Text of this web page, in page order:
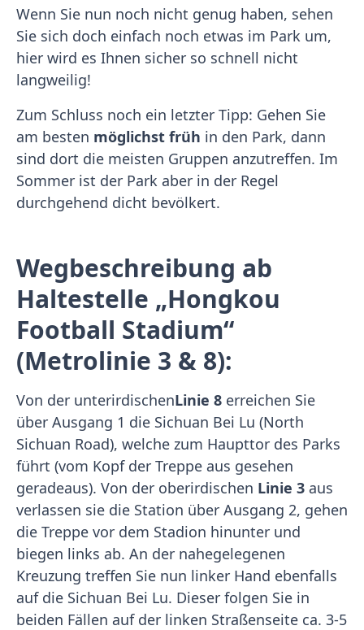
Wenn Sie nun noch nicht genug haben, sehen
Sie sich doch einfach noch etwas im Park um,
hier wird es Ihnen sicher so schnell nicht
langweilig!
Zum Schluss noch ein letzter Tipp: Gehen Sie
am besten möglichst früh in den Park, dann
sind dort die meisten Gruppen anzutreffen. Im
Sommer ist der Park aber in der Regel
durchgehend dicht bevölkert.
Wegbeschreibung ab
Haltestelle „Hongkou
Football Stadium“
(Metrolinie 3 & 8):
Von der unterirdischenLinie 8 erreichen Sie
über Ausgang 1 die Sichuan Bei Lu (North
Sichuan Road), welche zum Haupttor des Parks
führt (vom Kopf der Treppe aus gesehen
geradeaus). Von der oberirdischen Linie 3 aus
verlassen sie die Station über Ausgang 2, gehen
die Treppe vor dem Stadion hinunter und
biegen links ab. An der nahegelegenen
Kreuzung treffen Sie nun linker Hand ebenfalls
auf die Sichuan Bei Lu. Dieser folgen Sie in
beiden Fällen auf der linken Straßenseite ca. 3-5